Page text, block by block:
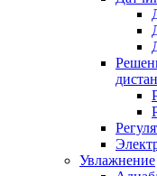
Увлажнение